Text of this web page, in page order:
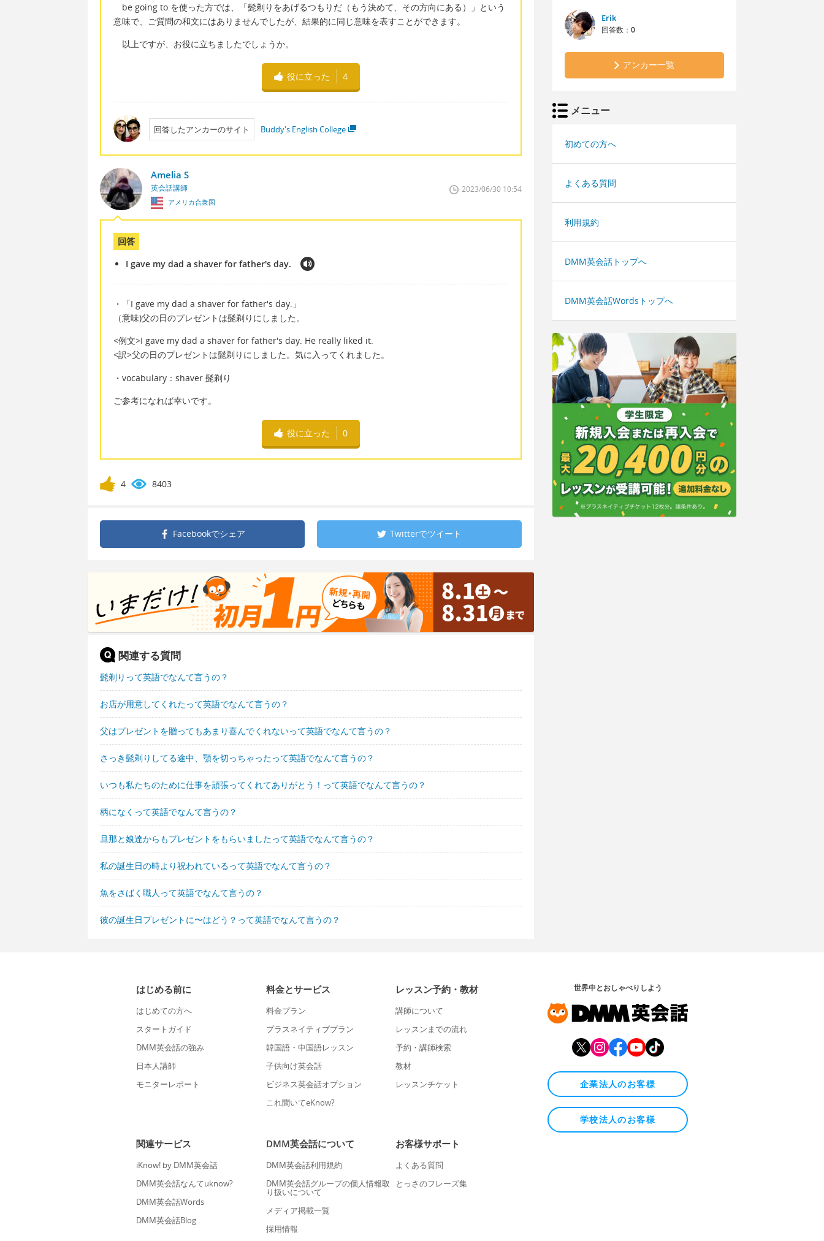
be going to を使った方では、「髭剃りをあげるつもりだ（もう決めて、その方向にある）」という
意味で、ご質問の和文にはありませんでしたが、結果的に同じ意味を表すことができます。
以上ですが、お役に立ちましたでしょうか。
役に立った 4
回答したアンカーのサイト Buddy's English College
Amelia S
英会話講師
アメリカ合衆国
2023/06/30 10:54
回答
I gave my dad a shaver for father's day.
・「I gave my dad a shaver for father's day.」
（意味)父の日のプレゼントは髭剃りにしました。
<例文>I gave my dad a shaver for father's day. He really liked it.
<訳>父の日のプレゼントは髭剃りにしました。気に入ってくれました。
・vocabulary：shaver 髭剃り
ご参考になれば幸いです。
役に立った 0
4 8403
Facebookでシェア Twitterでツイート
関連する質問
髭剃りって英語でなんて言うの？
お店が用意してくれたって英語でなんて言うの？
父はプレゼントを贈ってもあまり喜んでくれないって英語でなんて言うの？
さっき髭剃りしてる途中、顎を切っちゃったって英語でなんて言うの？
いつも私たちのために仕事を頑張ってくれてありがとう！って英語でなんて言うの？
柄になくって英語でなんて言うの？
旦那と娘達からもプレゼントをもらいましたって英語でなんて言うの？
私の誕生日の時より祝われているって英語でなんて言うの？
魚をさばく職人って英語でなんて言うの？
彼の誕生日プレゼントに〜はどう？って英語でなんて言うの？
Erik
回答数： 0
アンカー一覧
メニュー
初めての方へ
よくある質問
利用規約
DMM英会話トップへ
DMM英会話Wordsトップへ
はじめる前に
はじめての方へ
スタートガイド
DMM英会話の強み
日本人講師
モニターレポート
料金とサービス
料金プラン
プラスネイティブプラン
韓国語・中国語レッスン
子供向け英会話
ビジネス英会話オプション
これ聞いてeKnow?
レッスン予約・教材
講師について
レッスンまでの流れ
予約・講師検索
教材
レッスンチケット
関連サービス
iKnow! by DMM英会話
DMM英会話なんてuknow?
DMM英会話Words
DMM英会話Blog
DMM英会話について
DMM英会話利用規約
DMM英会話グループの個人情報取
り扱いについて
メディア掲載一覧
採用情報
お客様サポート
よくある質問
とっさのフレーズ集
世界中とおしゃべりしよう
企業法人のお客様
学校法人のお客様